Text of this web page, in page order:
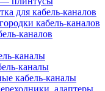
для кабель-каналов
кабель-каналов
каналов
каналы
каналы
кабель-каналы
адаптеры